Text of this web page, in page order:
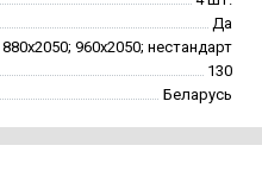
Да
880х2050; 960х2050; нестандарт
130
Беларусь